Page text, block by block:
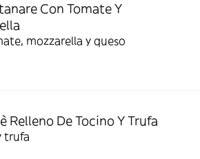
Con Tomate Y
mozzarella y queso
Relleno De Tocino Y Trufa
trufa